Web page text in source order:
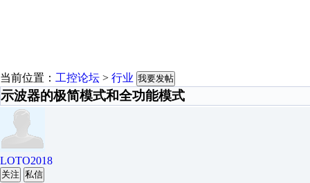
当前位置： 工控论坛 > 行业 我要发帖
示波器的极简模式和全功能模式
LOTO2018
关注 私信